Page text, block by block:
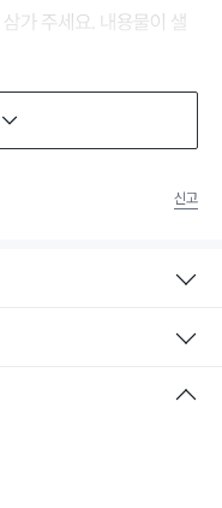
규격에 따라 제조되어 식품 또
용기구라는 표시입니다.
신고